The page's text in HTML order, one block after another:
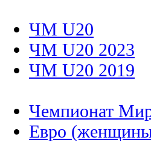
ЧМ U20
ЧМ U20 2023
ЧМ U20 2019
Чемпионат
Евро